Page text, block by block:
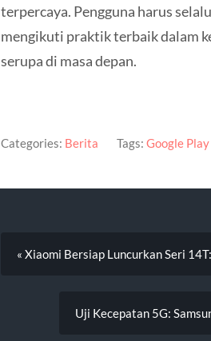
terpercaya. Pengguna harus
mengikuti praktik terbaik dalam
serupa di masa depan.
Categories: Berita Tags: Google
« Xiaomi Bersiap Luncurkan Seri
Uji Kecepatan 5G: